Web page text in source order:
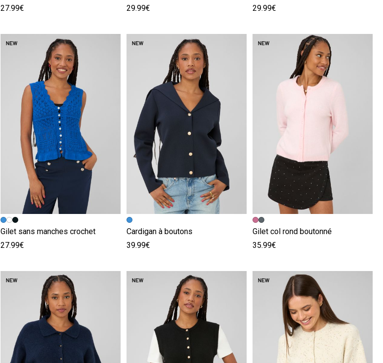
27.99€
29.99€
29.99€
Image précédente
Image suivante
Gilet sans manches crochet
27.99€
Image précédente
Image suivante
Cardigan à boutons
39.99€
Image précédente
Image suivante
Gilet col rond boutonné
35.99€